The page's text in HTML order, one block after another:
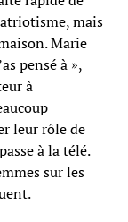
mais
Marie
pensé à »,
à
leur rôle de
à la télé.
sur les